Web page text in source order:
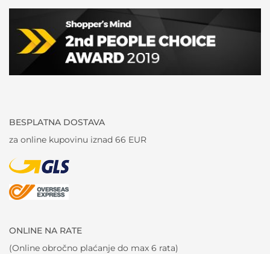
BESPLATNA DOSTAVA
za online kupovinu iznad 66 EUR
ONLINE NA RATE
(Online obročno plaćanje do max 6 rata)